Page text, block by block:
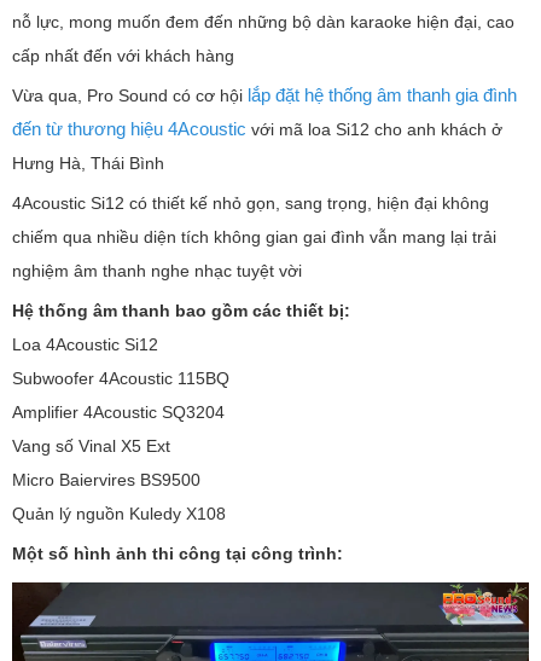
nỗ lực, mong muốn đem đến những bộ dàn karaoke hiện đại, cao
cấp nhất đến với khách hàng
Vừa qua, Pro Sound có cơ hội lắp đặt hệ thống âm thanh gia đình
đến từ thương hiệu 4Acoustic với mã loa Si12 cho anh khách ở
Hưng Hà, Thái Bình
4Acoustic Si12 có thiết kế nhỏ gọn, sang trọng, hiện đại không
chiếm qua nhiều diện tích không gian gai đình vẫn mang lại trải
nghiệm âm thanh nghe nhạc tuyệt vời
Hệ thống âm thanh bao gồm các thiết bị:
Loa 4Acoustic Si12
Subwoofer 4Acoustic 115BQ
Amplifier 4Acoustic SQ3204
Vang số Vinal X5 Ext
Micro Baiervires BS9500
Quản lý nguồn Kuledy X108
Một số hình ảnh thi công tại công trình: